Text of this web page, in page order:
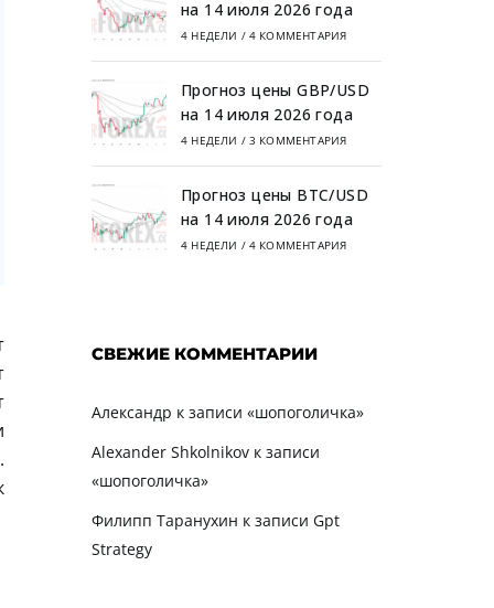
на 14 июля 2026 года
4 НЕДЕЛИ / 4 КОММЕНТАРИЯ
Прогноз цены GBP/USD
на 14 июля 2026 года
4 НЕДЕЛИ / 3 КОММЕНТАРИЯ
Прогноз цены BTC/USD
на 14 июля 2026 года
4 НЕДЕЛИ / 4 КОММЕНТАРИЯ
СВЕЖИЕ КОММЕНТАРИИ
Александр к записи «шопоголичка»
Alexander Shkolnikovк записи
«шопоголичка»
Филипп Таранухин к записи Gpt
Strategy